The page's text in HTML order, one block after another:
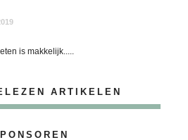
is makkelijk.....
ARTIKELEN